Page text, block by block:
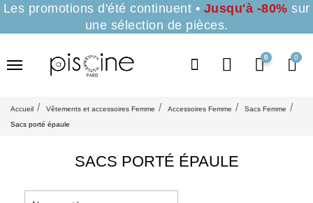
Les promotions d'été continuent • Jusqu'à -80% sur
une sélection de pièces.
0
Accueil Vêtements et accessoires Femme Accessoires Femme
Sacs Femme
Sacs porté épaule
SACS PORTÉ ÉPAULE